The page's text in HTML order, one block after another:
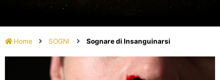
Home SOGNI Sognare di Insanguinarsi